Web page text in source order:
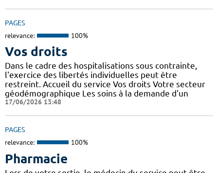
PAGES
relevance: 100%
Vos droits
Dans le cadre des hospitalisations sous contrainte,
l'exercice des libertés individuelles peut être
restreint. Accueil du service Vos droits Votre secteur
géodémographique Les soins à la demande d'un
17/06/2026 13:48
PAGES
relevance: 100%
Pharmacie